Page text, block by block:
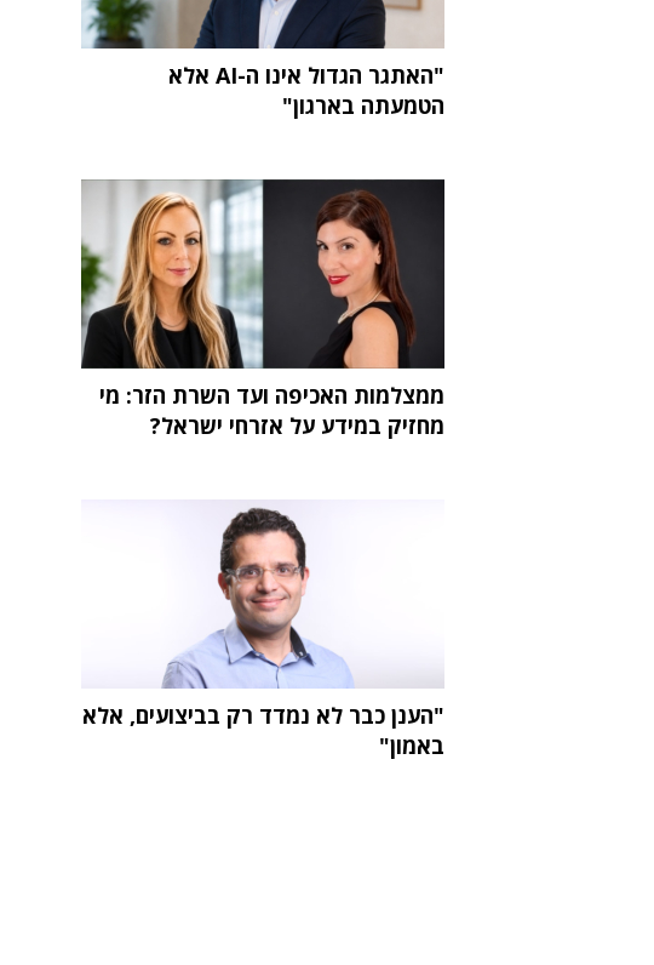
"האתגר הגדול אינו ה-AI אלא
הטמעתה בארגון"
ממצלמות האכיפה ועד השרת הזר: מי
מחזיק במידע על אזרחי ישראל?
"הענן כבר לא נמדד רק בביצועים, אלא
באמון"